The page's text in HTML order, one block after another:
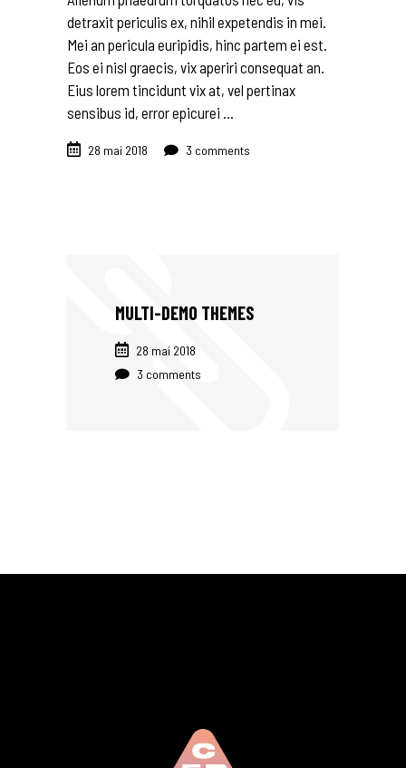
detraxit periculis ex, nihil expetendis in mei.
Mei an pericula euripidis, hinc partem ei est.
Eos ei nisl graecis, vix aperiri consequat an.
Eius lorem tincidunt vix at, vel pertinax
sensibus id, error epicurei
28 mai 2018 3 comments
MULTI-DEMO THEMES
28 mai 2018
3 comments